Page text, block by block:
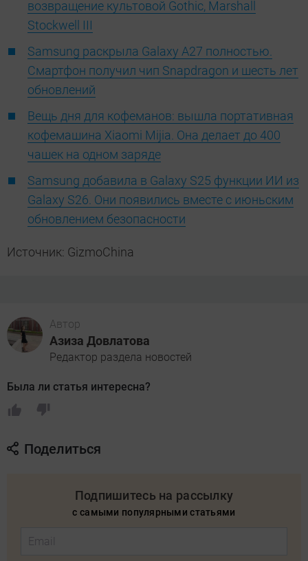
возвращение культовой Gothic, Marshall
Stockwell III
Samsung раскрыла Galaxy A27 полностью.
Смартфон получил чип Snapdragon и шесть лет
обновлений
Вещь дня для кофеманов: вышла портативная
кофемашина Xiaomi Mijia. Она делает до 400
чашек на одном заряде
Samsung добавила в Galaxy S25 функции ИИ из
Galaxy S26. Они появились вместе с июньским
обновлением безопасности
Источник: GizmoChina
Автор
Азиза Довлатова
Редактор раздела новостей
Была ли статья интересна?
Поделиться
Подпишитесь на рассылку
с самыми популярными статьями